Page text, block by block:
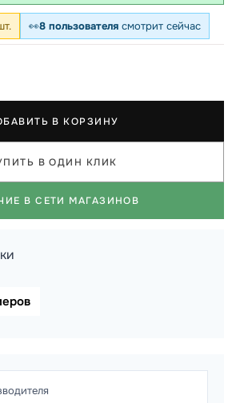
👀8 пользователя смотрит сейчас
В КОРЗИНУ
В ОДИН КЛИК
В СЕТИ МАГАЗИНОВ